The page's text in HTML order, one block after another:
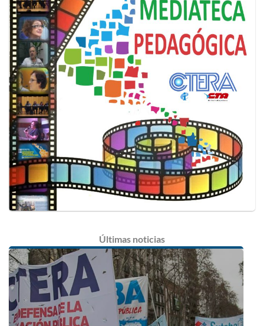
Últimas noticias